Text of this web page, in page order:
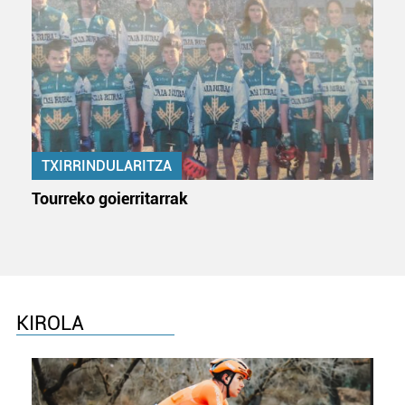
TXIRRINDULARITZA
Tourreko goierritarrak
KIROLA